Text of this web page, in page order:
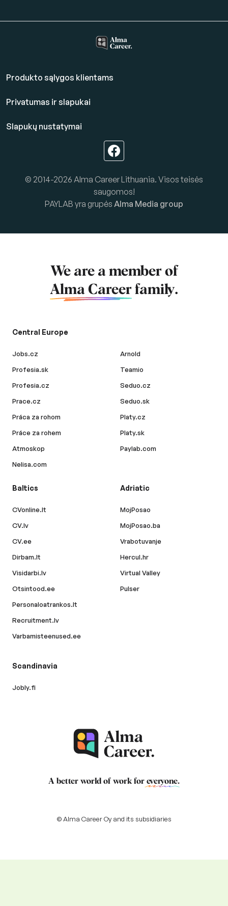
Produkto sąlygos klientams
Privatumas ir slapukai
Slapukų nustatymai
© 2014-2026 Alma Career Lithuania. Visos teisės
saugomos!
PAYLAB yra grupės Alma Media group
We are a member of
Alma Career family.
Central Europe
Jobs.cz
Profesia.sk
Profesia.cz
Prace.cz
Práca za rohom
Práce za rohem
Atmoskop
Nelisa.com
Arnold
Teamio
Seduo.cz
Seduo.sk
Platy.cz
Platy.sk
Paylab.com
Baltics
CVonline.lt
CV.lv
CV.ee
Dirbam.lt
Visidarbi.lv
Otsintood.ee
Personaloatrankos.lt
Recruitment.lv
Varbamisteenused.ee
Adriatic
MojPosao
MojPosao.ba
Vrabotuvanje
Hercul.hr
Virtual Valley
Pulser
Scandinavia
Jobly.fi
A better world of work for everyone.
© Alma Career Oy and its subsidiaries